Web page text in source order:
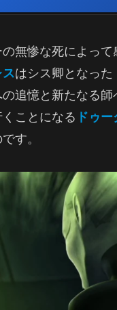
無惨な死によっ
はシス卿となっ
追憶と新たなる
ことになる ドゥ
す。